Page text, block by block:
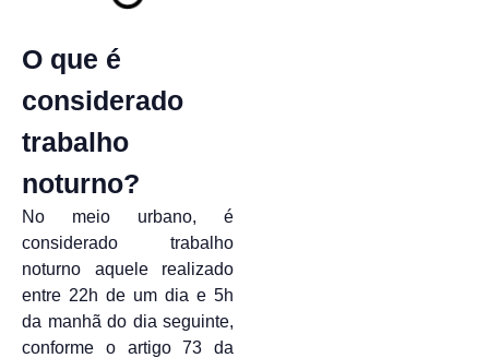
O que é
considerado
trabalho
noturno?
No meio urbano, é
considerado trabalho
noturno aquele realizado
entre 22h de um dia e 5h
da manhã do dia seguinte,
conforme o artigo 73 da